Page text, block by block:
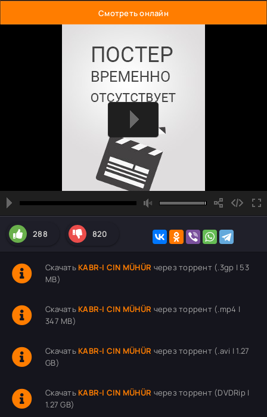
Смотреть онлайн
288 820
Скачать KABR-I CIN MÜHÜR через торрент (.3gp | 53
MB)
Скачать KABR-I CIN MÜHÜR через торрент (.mp4 |
347 MB)
Скачать KABR-I CIN MÜHÜR через торрент (.avi | 1.27
GB)
Скачать KABR-I CIN MÜHÜR через торрент (DVDRip |
1.27 GB)